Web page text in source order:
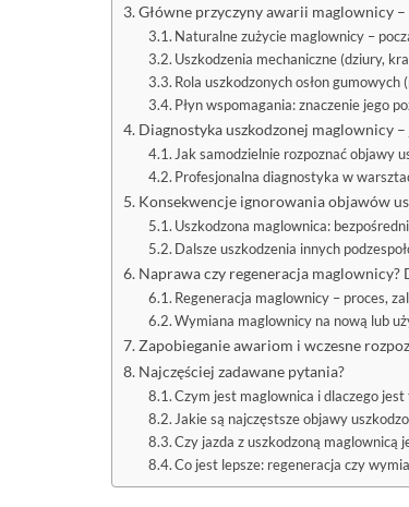
Główne przyczyny awarii maglownicy –
Naturalne zużycie maglownicy –
Uszkodzenia mechaniczne (dziury,
Rola uszkodzonych osłon
Płyn wspomagania: znaczenie jego
Diagnostyka uszkodzonej maglownicy
Jak samodzielnie rozpoznać objawy
Profesjonalna diagnostyka w
Konsekwencje ignorowania objawów
Uszkodzona maglownica:
Dalsze uszkodzenia innych
Naprawa czy regeneracja maglownicy?
Regeneracja maglownicy – proces,
Wymiana maglownicy na nową lub
Zapobieganie awariom i wczesne
Najczęściej zadawane pytania?
Czym jest maglownica i dlaczego
Jakie są najczęstsze objawy
Czy jazda z uszkodzoną maglownicą
Co jest lepsze: regeneracja czy